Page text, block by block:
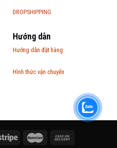
DROPSHIPPING
Hướng dẫn
Hướng dẫn đặt hàng
Hình thức vận chuyển